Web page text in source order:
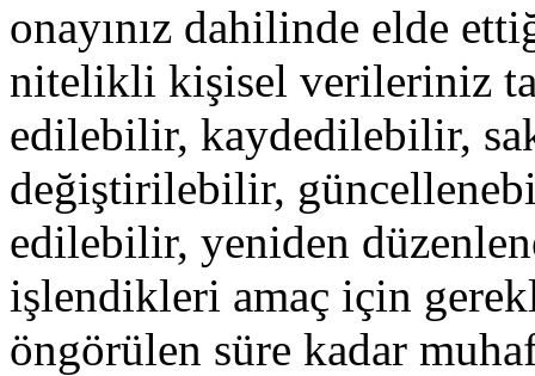
onayınız dahilinde elde
nitelikli kişisel verileriniz
edilebilir, kaydedilebilir,
değiştirilebilir,
edilebilir, yeniden
işlendikleri amaç için
öngörülen süre kadar